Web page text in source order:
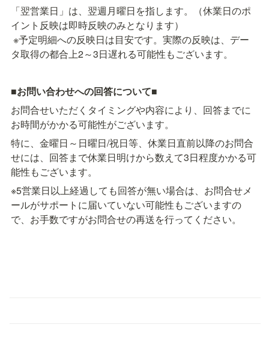
「翌営業日」は、翌週月曜日を指します。（休業日のポ
イント反映は即時反映のみとなります）
タ取得の都合上2～3日遅れる可能性もございます。
■お問い合わせへの回答について■
お問合せいただくタイミングや内容により、回答までに
お時間がかかる可能性がございます。
特に、金曜日～日曜日/祝日等、休業日直前以降のお問合
せには、回答まで休業日明けから数えて3日程度かかる可
能性もございます。
※5営業日以上経過しても回答が無い場合は、お問合せメ
ールがサポートに届いていない可能性もございますの
で、お手数ですがお問合せの再送を行ってください。